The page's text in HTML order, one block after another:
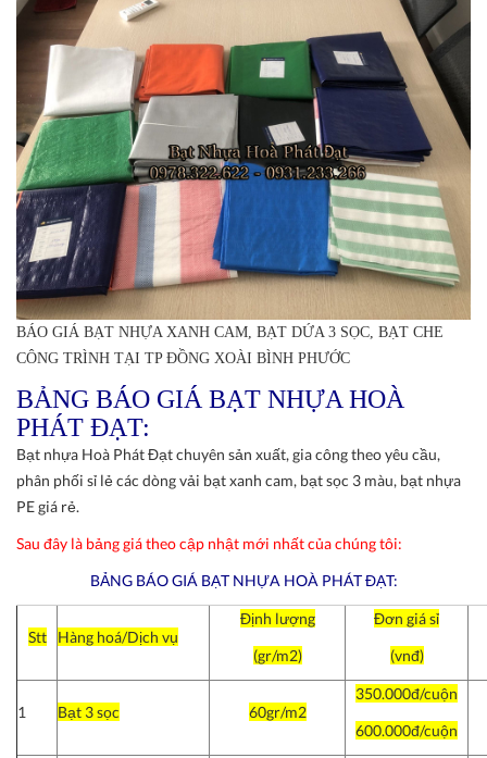
BÁO GIÁ BẠT NHỰA XANH CAM, BẠT DỨA 3 SỌC, BẠT CHE
CÔNG TRÌNH TẠI TP ĐỒNG XOÀI BÌNH PHƯỚC
BẢNG BÁO GIÁ BẠT NHỰA HOÀ
PHÁT ĐẠT:
Bạt nhựa Hoà Phát Đạt chuyên sản xuất, gia công theo yêu cầu,
phân phối sỉ lẻ các dòng vải bạt xanh cam, bạt sọc 3 màu, bạt nhựa
PE giá rẻ.
Sau đây là bảng giá theo cập nhật mới nhất của chúng tôi:
BẢNG BÁO GIÁ BẠT NHỰA HOÀ PHÁT ĐẠT:
Stt Hàng hoá/Dịch vụ
Định lượng
(gr/m2)
Đơn giá sỉ
(vnđ)
1 Bạt 3 sọc 60gr/m2
350.000đ/cuộn
600.000đ/cuộn